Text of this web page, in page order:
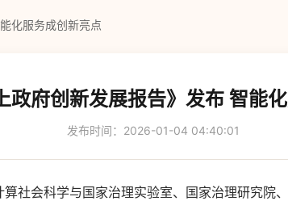
化服务成创新亮点
政府创新发展报告》发布 智能
发布时间：2026-01-04 04:40:01
会科学与国家治理实验室、国家治理研究院